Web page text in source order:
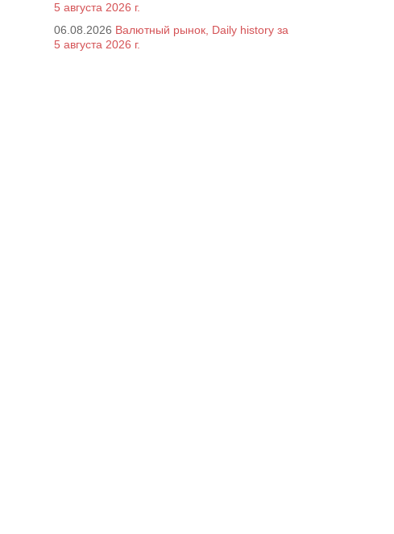
5 августа 2026 г.
06.08.2026 Валютный рынок, Daily history за
5 августа 2026 г.